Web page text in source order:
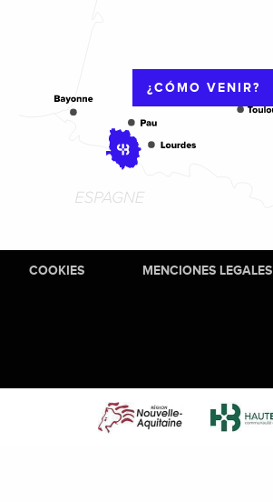
¿CÓMO VENIR?
COOKIES MENCIONES LEGALES